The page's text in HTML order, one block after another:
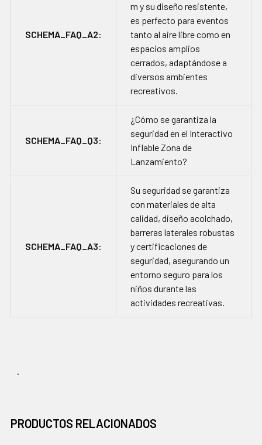
SCHEMA_FAQ_A2:
m y su diseño resistente,
es perfecto para eventos
tanto al aire libre como en
espacios amplios
cerrados, adaptándose a
diversos ambientes
recreativos.
SCHEMA_FAQ_Q3:
¿Cómo se garantiza la
seguridad en el Interactivo
Inflable Zona de
Lanzamiento?
SCHEMA_FAQ_A3:
Su seguridad se garantiza
con materiales de alta
calidad, diseño acolchado,
barreras laterales robustas
y certificaciones de
seguridad, asegurando un
entorno seguro para los
niños durante las
actividades recreativas.
.
PRODUCTOS RELACIONADOS